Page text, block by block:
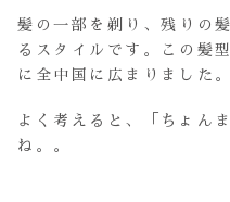
髪の一部を剃り、残りの
るスタイルです。この髪
に全中国に広まりました。
よく考えると、「ちょん
ね。。